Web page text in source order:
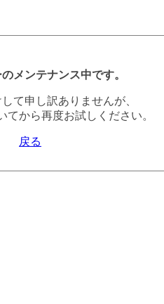
メンテナンス中です。
て申し訳ありませんが、
てから再度お試しください。
戻る